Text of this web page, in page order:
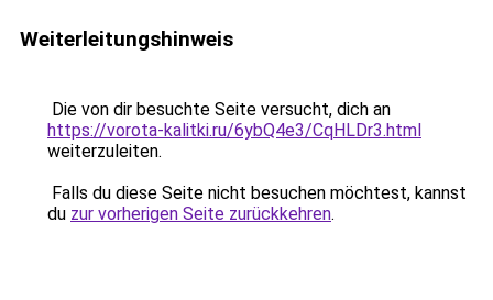
Weiterleitungshinweis
Die von dir besuchte Seite versucht, dich an
https://vorota-kalitki.ru/6ybQ4e3/CqHLDr3.html
weiterzuleiten.
Falls du diese Seite nicht besuchen möchtest, kannst
du zur vorherigen Seite zurückkehren.